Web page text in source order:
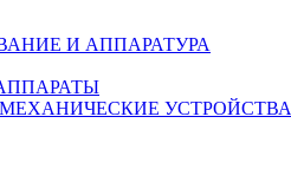
И АППАРАТУРА
УСТРОЙСТВА